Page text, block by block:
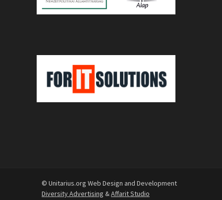
© Unitarius.org Web Design and Development
Diversity Advertising &Affarit Studio